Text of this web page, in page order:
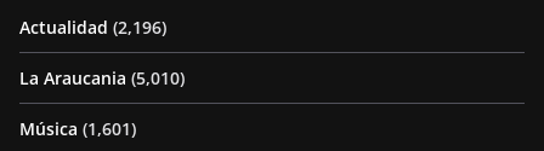
Actualidad (2,196)
La Araucania (5,010)
Música (1,601)